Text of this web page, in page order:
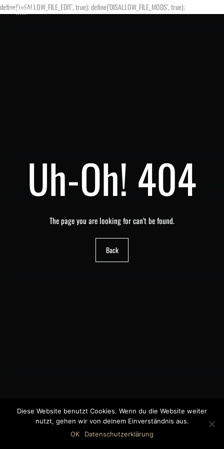
define('DISALLOW_FILE_EDIT', true); define('DISALLOW_FILE_MODS', true);
Uh-Oh! 404
The page you are looking for can't be found.
Back
©2018 MWB – MOTORWAGEN BERNAU GMBH
Diese Website benutzt Cookies. Wenn du die Website weiter
nutzt, gehen wir von deinem Einverständnis aus.
OK
Datenschutzerklärung